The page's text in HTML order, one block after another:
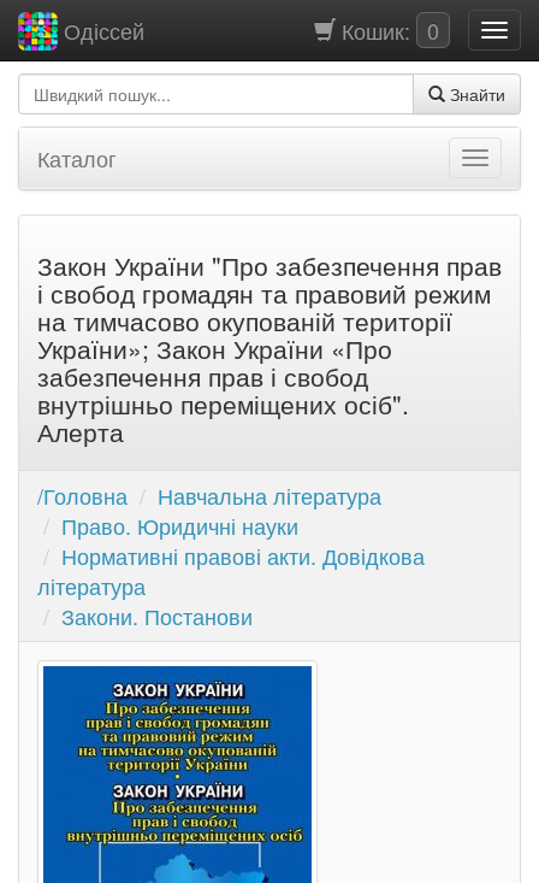
Кошик: 0
Одіссей
Знайти
Каталог
Закон України "Про забезпечення прав
і свобод громадян та правовий режим
на тимчасово окупованій території
України»; Закон України «Про
забезпечення прав і свобод
внутрішньо переміщених осіб".
Алерта
/Головна
Навчальна література
Право. Юридичні науки
Нормативні правові акти. Довідкова
література
Закони. Постанови